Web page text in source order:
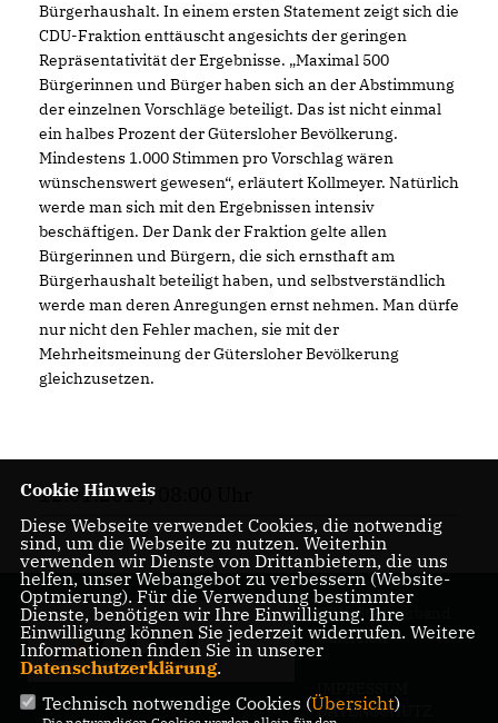
Bürgerhaushalt. In einem ersten Statement zeigt sich die
CDU-Fraktion enttäuscht angesichts der geringen
Repräsentativität der Ergebnisse. „Maximal 500
Bürgerinnen und Bürger haben sich an der Abstimmung
der einzelnen Vorschläge beteiligt. Das ist nicht einmal
ein halbes Prozent der Gütersloher Bevölkerung.
Mindestens 1.000 Stimmen pro Vorschlag wären
wünschenswert gewesen“, erläutert Kollmeyer. Natürlich
werde man sich mit den Ergebnissen intensiv
beschäftigen. Der Dank der Fraktion gelte allen
Bürgerinnen und Bürgern, die sich ernsthaft am
Bürgerhaushalt beteiligt haben, und selbstverständlich
werde man deren Anregungen ernst nehmen. Man dürfe
nur nicht den Fehler machen, sie mit der
Mehrheitsmeinung der Gütersloher Bevölkerung
gleichzusetzen.
12.01.2011, 08:00 Uhr
CDU-Stadtverband
Gütersloh
DATENSCHUTZ
Cookie Hinweis
Diese Webseite verwendet Cookies, die notwendig
sind, um die Webseite zu nutzen. Weiterhin
verwenden wir Dienste von Drittanbietern, die uns
helfen, unser Webangebot zu verbessern (Website-
Optmierung). Für die Verwendung bestimmter
Dienste, benötigen wir Ihre Einwilligung. Ihre
Einwilligung können Sie jederzeit widerrufen. Weitere
Informationen finden Sie in unserer
Datenschutzerklärung.
Technisch notwendige Cookies (Übersicht)